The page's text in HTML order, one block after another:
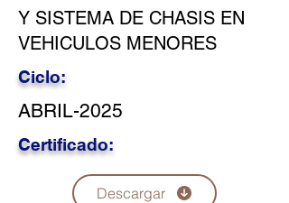
Y SISTEMA DE CHASIS EN
VEHICULOS MENORES
Ciclo:
ABRIL-2025
Certificado:
Descargar